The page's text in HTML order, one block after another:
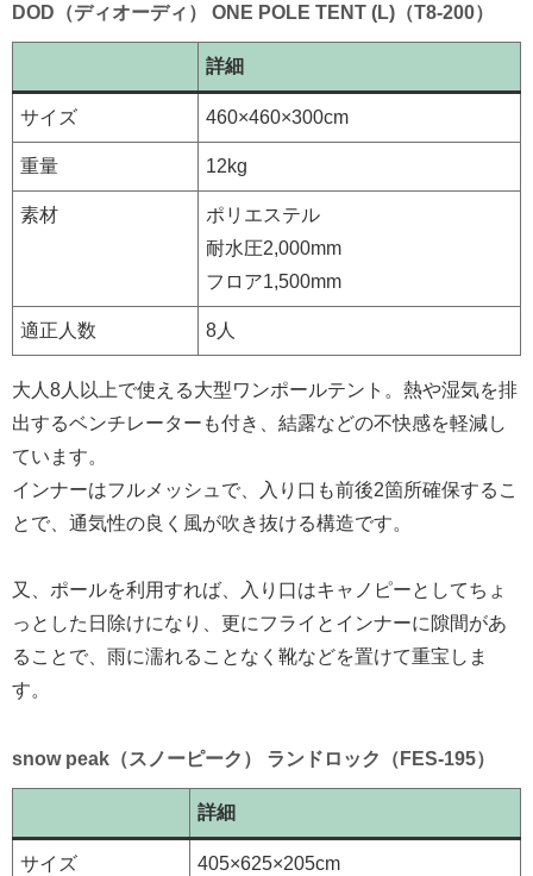
DOD（ディオーディ） ONE POLE TENT (L)（T8-200）
詳細
サイズ 460×460×300cm
重量 12kg
素材
ポリエステル
耐水圧2,000mm
フロア1,500mm
適正人数 8人
大人8人以上で使える大型ワンポールテント。熱や湿気を排
出するベンチレーターも付き、結露などの不快感を軽減し
ています。
インナーはフルメッシュで、入り口も前後2箇所確保するこ
とで、通気性の良く風が吹き抜ける構造です。
又、ポールを利用すれば、入り口はキャノピーとしてちょ
っとした日除けになり、更にフライとインナーに隙間があ
ることで、雨に濡れることなく靴などを置けて重宝しま
す。
snow peak（スノーピーク） ランドロック（FES-195）
詳細
サイズ 405×625×205cm